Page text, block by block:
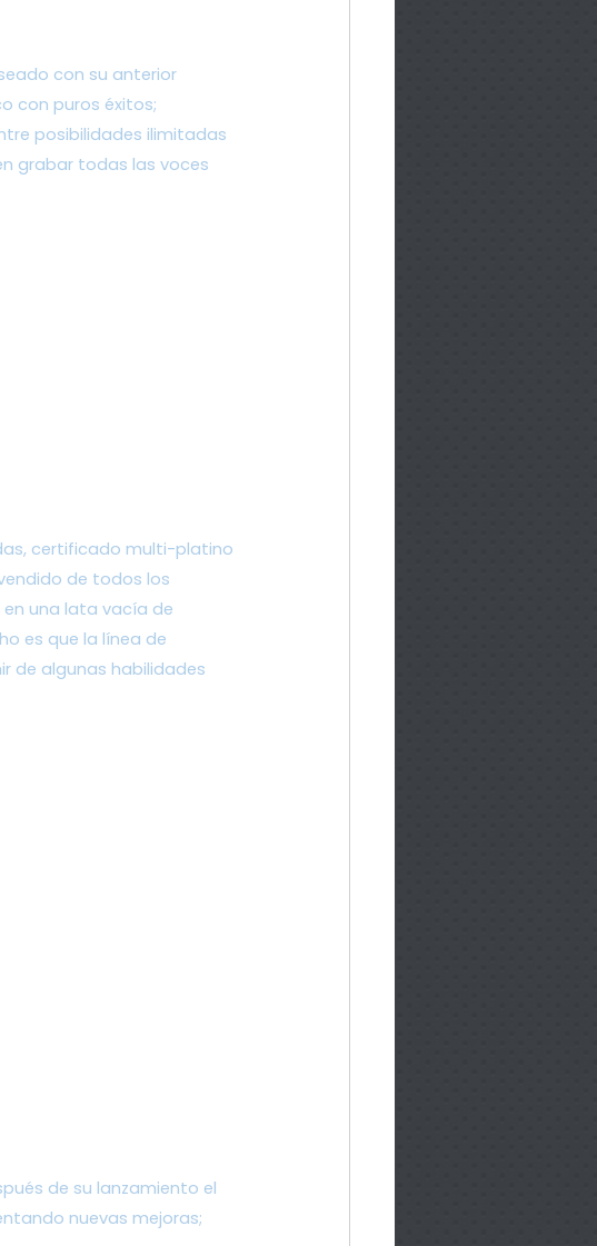
con su anterior
con puros éxitos;
posibilidades ilimitadas
grabar todas las voces
certificado multi-platino
de todos los
una lata vacía de
es que la línea de
de algunas habilidades
de su lanzamiento el
nuevas mejoras;